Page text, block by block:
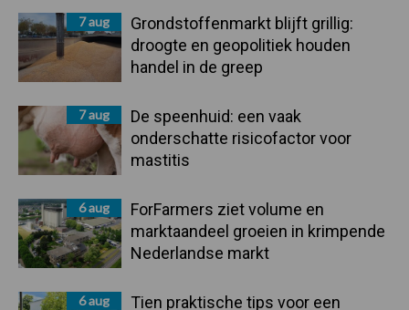
7 aug
Grondstoffenmarkt blijft grillig:
droogte en geopolitiek houden
handel in de greep
7 aug
De speenhuid: een vaak
onderschatte risicofactor voor
mastitis
6 aug
ForFarmers ziet volume en
marktaandeel groeien in krimpende
Nederlandse markt
6 aug
Tien praktische tips voor een